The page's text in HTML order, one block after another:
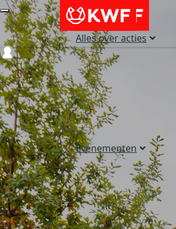
Alles over acties
Evenementen
Login